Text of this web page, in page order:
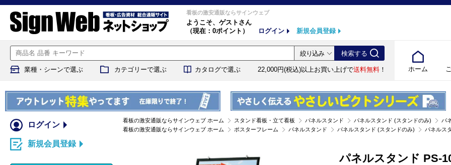
看板の激安通販ならサインウェブ
ようこそ、 ゲストさん
（現在：0ポイント）
ログイン 新規会員登録
ホーム
業種・シーンで選ぶ カテゴリーで選ぶ カタログで選ぶ 22,000円(税込)以上お買い上げで送料無料 ！
看板の激安通販ならサインウェブ ホーム スタンド看板・立て看板 パネルスタンド パネルスタンド (スタンドのみ)
パ
看板の激安通販ならサインウェブ ホーム
ポスターフレーム パネルスタンド パネルスタンド (スタンドのみ) パネルス
パネルスタンド PS-
ログイン
新規会員登録